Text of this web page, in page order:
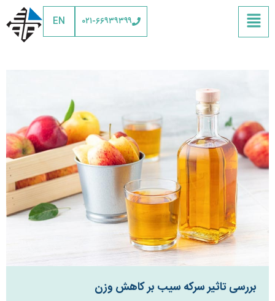
EN ۰۲۱-۶۶۹۳۹۳۹۹
بررسی تاثیر سرکه سیب بر کاهش وزن